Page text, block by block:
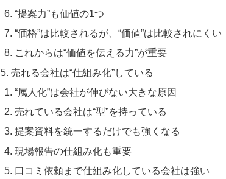
“提案力”も価値の1つ
“価格”は比較されるが、“価値”は比較されにくい
これからは“価値を伝える力”が重要
5. 売れる会社は“仕組み化”している
“属人化”は会社が伸びない大きな原因
売れている会社は“型”を持っている
提案資料を統一するだけでも強くなる
現場報告の仕組み化も重要
口コミ依頼まで仕組み化している会社は強い